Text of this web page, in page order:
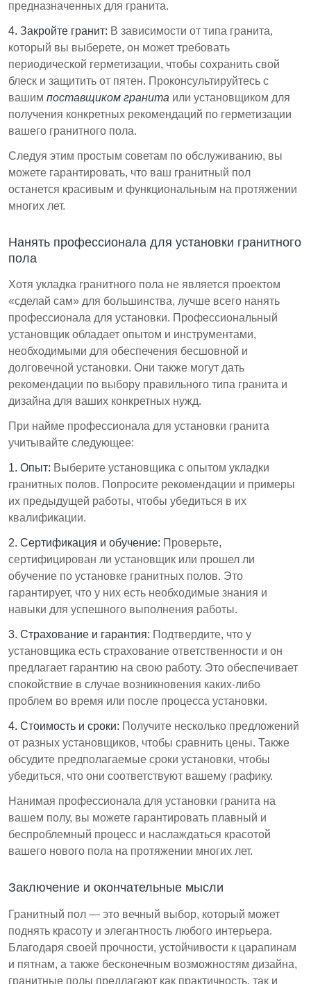
предназначенных для гранита.
4. Закройте гранит: В зависимости от типа гранита,
который вы выберете, он может требовать
периодической герметизации, чтобы сохранить свой
блеск и защитить от пятен. Проконсультируйтесь с
вашим поставщиком гранита или установщиком для
получения конкретных рекомендаций по герметизации
вашего гранитного пола.
Следуя этим простым советам по обслуживанию, вы
можете гарантировать, что ваш гранитный пол
останется красивым и функциональным на протяжении
многих лет.
Нанять профессионала для установки гранитного
пола
Хотя укладка гранитного пола не является проектом
«сделай сам» для большинства, лучше всего нанять
профессионала для установки. Профессиональный
установщик обладает опытом и инструментами,
необходимыми для обеспечения бесшовной и
долговечной установки. Они также могут дать
рекомендации по выбору правильного типа гранита и
дизайна для ваших конкретных нужд.
При найме профессионала для установки гранита
учитывайте следующее:
1. Опыт: Выберите установщика с опытом укладки
гранитных полов. Попросите рекомендации и примеры
их предыдущей работы, чтобы убедиться в их
квалификации.
2. Сертификация и обучение: Проверьте,
сертифицирован ли установщик или прошел ли
обучение по установке гранитных полов. Это
гарантирует, что у них есть необходимые знания и
навыки для успешного выполнения работы.
3. Страхование и гарантия: Подтвердите, что у
установщика есть страхование ответственности и он
предлагает гарантию на свою работу. Это обеспечивает
спокойствие в случае возникновения каких-либо
проблем во время или после процесса установки.
4. Стоимость и сроки: Получите несколько предложений
от разных установщиков, чтобы сравнить цены. Также
обсудите предполагаемые сроки установки, чтобы
убедиться, что они соответствуют вашему графику.
Нанимая профессионала для установки гранита на
вашем полу, вы можете гарантировать плавный и
беспроблемный процесс и наслаждаться красотой
вашего нового пола на протяжении многих лет.
Заключение и окончательные мысли
Гранитный пол — это вечный выбор, который может
поднять красоту и элегантность любого интерьера.
Благодаря своей прочности, устойчивости к царапинам
и пятнам, а также бесконечным возможностям дизайна,
гранитные полы предлагают как практичность, так и